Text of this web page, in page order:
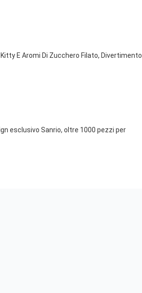
Kitty E Aromi Di Zucchero Filato, Divertimento
esclusivo Sanrio, oltre 1000 pezzi per